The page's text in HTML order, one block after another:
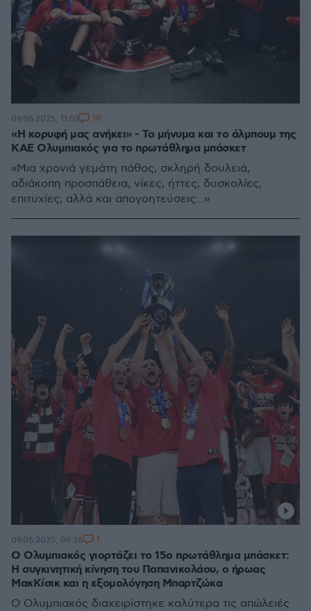
«Η κορυφή μας ανήκει» - Το μήνυμα και το άλμπουμ της
ΚΑΕ Ολυμπιακός για το πρωτάθλημα μπάσκετ
«Μια χρονιά γεμάτη πάθος, σκληρή δουλειά,
αδιάκοπη προσπάθεια, νίκες, ήττες, δυσκολίες,
επιτυχίες, αλλά και απογοητεύσεις...»
09.06.2025, 11:01 10
Ο Ολυμπιακός γιορτάζει το 15ο πρωτάθλημα μπάσκετ:
Η συγκινητική κίνηση του Παπανικολάου, ο ήρωας
ΜακΚίσικ και η εξομολόγηση Μπαρτζώκα
Ο Ολυμπιακός διαχειρίστηκε καλύτερα τις απώλειές
09.06.2025, 09:36 1